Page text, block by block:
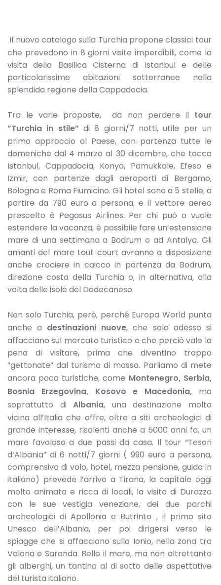
Il nuovo catalogo sulla Turchia propone classici tour
che prevedono in 8 giorni visite imperdibili, come la
visita della Basilica Cisterna di Istanbul e delle
particolarissime abitazioni sotterranee nella
splendida regione della Cappadocia.
Tra le varie proposte, da non perdere il tour
”Turchia in stile” di 8 giorni/7 notti, utile per un
primo approccio al Paese, con partenza tutte le
domeniche dal 4 marzo al 30 dicembre, che tocca
Istanbul, Cappadocia, Konya, Pamukkale, Efeso e
Izmir, con partenze dagli aeroporti di Bergamo,
Bologna e Roma Fiumicino. Gli hotel sono a 5 stelle, a
partire da 790 euro a persona, e il vettore aereo
prescelto è Pegasus Airlines. Per chi può o vuole
estendere la vacanza, è possibile fare un’estensione
mare di una settimana a Bodrum o ad Antalya. Gli
amanti del mare tout court avranno a disposizione
anche crociere in caicco in partenza da Bodrum,
direzione costa della Turchia o, in alternativa, alla
volta delle isole del Dodecaneso.
Non solo Turchia, però, perché Europa World punta
anche a destinazioni nuove, che solo adesso si
affacciano sul mercato turistico e che perciò vale la
pena di visitare, prima che diventino troppo
”gettonate” dal turismo di massa. Parliamo di mete
ancora poco turistiche, come Montenegro, Serbia,
Bosnia Erzegovina, Kosovo e
Macedonia, ma
soprattutto di Albania, una destinazione molto
vicina all’Italia che offre, oltre a siti archeologici di
grande interesse, risalenti anche a 5000 anni fa, un
mare favoloso a due passi da casa. Il tour “Tesori
d’Albania” di 6 notti/7 giorni ( 990 euro a persona,
comprensivo di volo, hotel, mezza pensione, guida in
italiano) prevede l’arrivo a Tirana, la capitale oggi
molto animata e ricca di locali, la visita di Durazzo
con le sue vestigia veneziane, dei due parchi
archeologici di Apollonia e Butrinto , il primo sito
Unesco dell’Albania, per poi dirigersi verso le
spiagge che si affacciano sullo Ionio, nella zona tra
Valona e Saranda. Bello il mare, ma non altrettanto
gli alberghi, un tantino al di sotto delle aspettative
del turista italiano.